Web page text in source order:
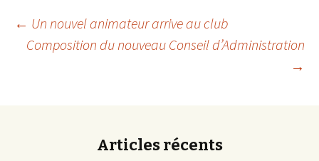
Navigation
← Un nouvel animateur arrive au club
Composition du nouveau Conseil d’Administration
→
Articles récents